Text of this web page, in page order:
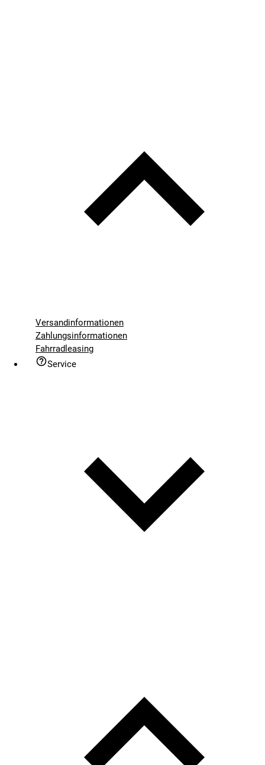
Versandinformationen
Zahlungsinformationen
Fahrradleasing
Service